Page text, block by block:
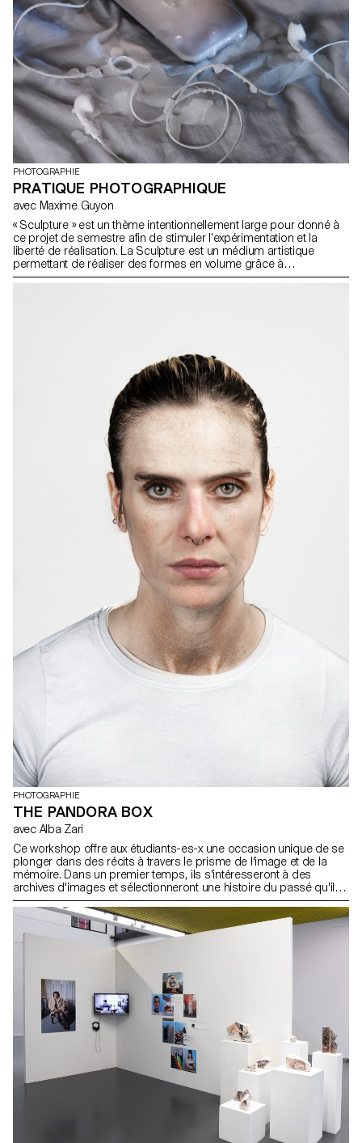
PHOTOGRAPHIE
PRATIQUE PHOTOGRAPHIQUE
avec Maxime Guyon
« Sculpture » est un thème intentionnellement large pour donné à
ce projet de semestre afin de stimuler l’expérimentation et la
liberté de réalisation. La Sculpture est un médium artistique
permettant de réaliser des formes en volume grâce à
d’innombrables techniques qui ont été manié depuis l’ère
pour d’autres une manière spontanée d’élaborer un corpus de
PHOTOGRAPHIE
THE PANDORA BOX
avec Alba Zari
Ce workshop offre aux étudiants-es-x une occasion unique de se
plonger dans des récits à travers le prisme de l'image et de la
mémoire. Dans un premier temps, ils s'intéresseront à des
archives d'images et sélectionneront une histoire du passé qu'ils
disséqueront visuellement. Cette phase analytique ouvre la voie à
une exploration plus personnelle, les participants passant à
l'étape suivante, où ils remplaceront un personnage des archives
par eux-elles-mêmes, par le biais de l'autoportrait. Au cœur de
l'atelier se trouve une interrogation sur le médium de la
photographie et sur le concept d'archive. Grâce à des
discussions guidées, les participants comprendront que la
photographie n'est pas seulement un moyen de capturer des
moments, mais aussi une forme de témoignage de l'histoire. Ils
exploreront leur rôle en tant que collectionneurs et éditeurs
d'images, en réfléchissant aux nuances de la production et de la
consommation d'images. En utilisant leurs archives personnelles
comme tremplin pour la créativité et la réflexion, les participants
se familiariseront avec les complexités de la narration visuelle. En
examinant les images de manière analytique et conceptuelle, ils
développeront une compréhension plus profonde de leur rôle
dans l'élaboration des récits. En fin de compte, l'atelier vise à
donner aux étudiants-es-x les moyens de créer leurs propres
histoires, en favorisant un lien plus profond avec le passé et leur